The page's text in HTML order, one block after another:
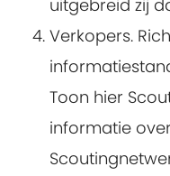
uitgebreid zij
Verkopers.
Toon hier
informatie